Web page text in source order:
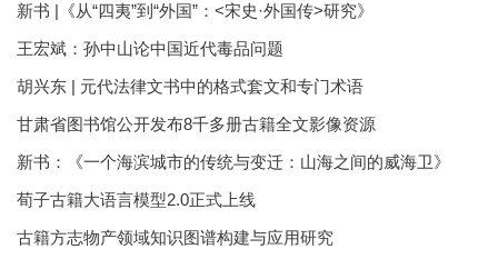
新书 |《从“四夷”到“外国”：<宋史·外国传>研究》
王宏斌：孙中山论中国近代毒品问题
胡兴东 | 元代法律文书中的格式套文和专门术语
甘肃省图书馆公开发布8千多册古籍全文影像资源
新书：《一个海滨城市的传统与变迁：山海之间的威海卫》
荀子古籍大语言模型2.0正式上线
古籍方志物产领域知识图谱构建与应用研究